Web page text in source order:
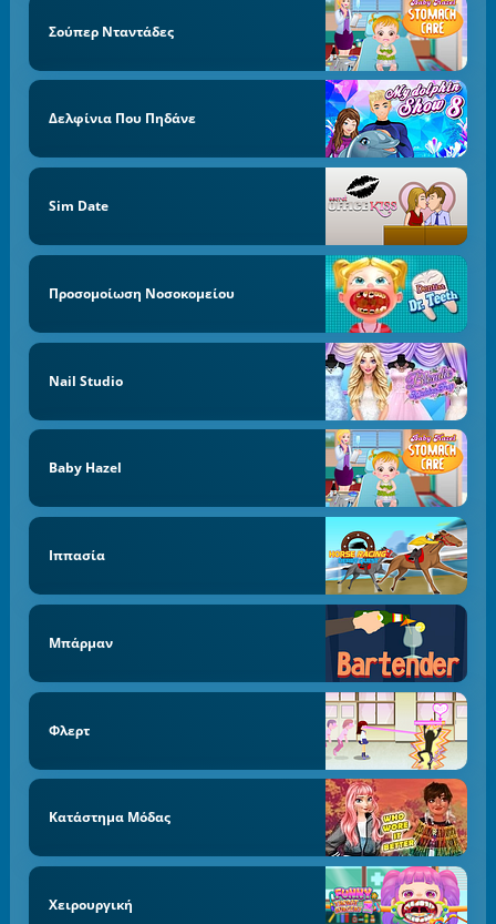
Σούπερ Νταντάδες
Δελφίνια Που Πηδάνε
Sim Date
Προσομοίωση Νοσοκομείου
Nail Studio
Baby Hazel
Ιππασία
Μπάρμαν
Φλερτ
Κατάστημα Μόδας
Χειρουργική